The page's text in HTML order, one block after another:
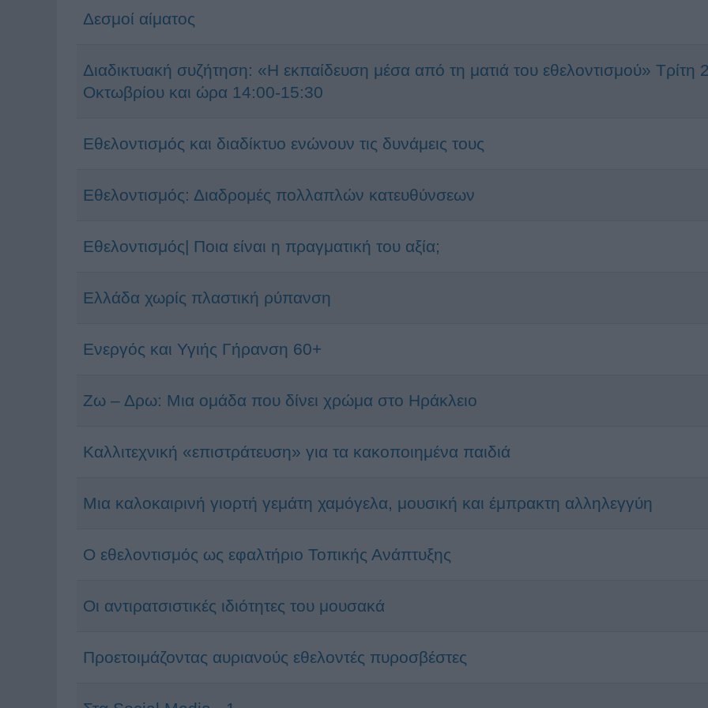
Δεσμοί αίματος
Διαδικτυακή συζήτηση: «Η εκπαίδευση μέσα από τη ματιά του εθελοντισμού» Τρίτη
Οκτωβρίου και ώρα 14:00-15:30
Εθελοντισμός και διαδίκτυο ενώνουν τις δυνάμεις τους
Εθελοντισμός: Διαδρομές πολλαπλών κατευθύνσεων
Εθελοντισμός| Ποια είναι η πραγματική του αξία;
Ελλάδα χωρίς πλαστική ρύπανση
Ενεργός και Υγιής Γήρανση 60+
Ζω – Δρω: Μια ομάδα που δίνει χρώμα στο Ηράκλειο
Καλλιτεχνική «επιστράτευση» για τα κακοποιημένα παιδιά
Μια καλοκαιρινή γιορτή γεμάτη χαμόγελα, μουσική και έμπρακτη αλληλεγγύη
Ο εθελοντισμός ως εφαλτήριο Τοπικής Ανάπτυξης
Οι αντιρατσιστικές ιδιότητες του μουσακά
Προετοιμάζοντας αυριανούς εθελοντές πυροσβέστες